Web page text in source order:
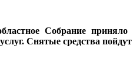
Собрание
Снятые средства